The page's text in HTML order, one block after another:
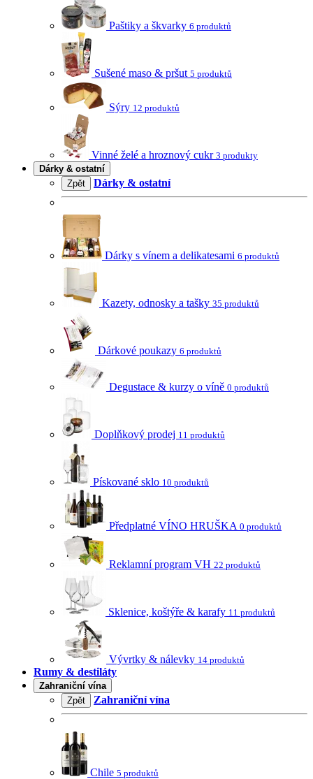
Paštiky a škvarky 6 produktů
Sušené maso & pršut 5 produktů
Sýry 12 produktů
Vinné želé a hroznový cukr 3 produkty
Dárky & ostatní
Zpět
Dárky & ostatní
Dárky s vínem a delikatesami 6 produktů
Kazety, odnosky a tašky 35 produktů
Dárkové poukazy 6 produktů
Degustace & kurzy o víně 0 produktů
Doplňkový prodej 11 produktů
Pískované sklo 10 produktů
Předplatné VÍNO HRUŠKA 0 produktů
Reklamní program VH 22 produktů
Sklenice, koštýře & karafy 11 produktů
Vývrtky & nálevky 14 produktů
Rumy & destiláty
Zahraniční vína
Zpět
Zahraniční vína
Chile 5 produktů